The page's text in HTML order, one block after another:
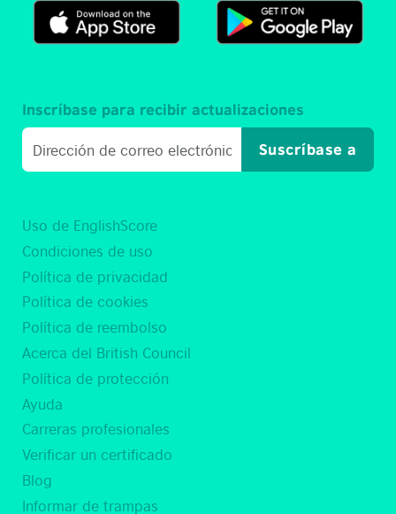
Uso de EnglishScore
Condiciones de uso
Política de privacidad
Política de cookies
Política de reembolso
Acerca del British Council
Política de protección
Ayuda
Carreras profesionales
Verificar un certificado
Blog
Informar de trampas
Inscríbase para recibir actualizaciones
Suscríbase a